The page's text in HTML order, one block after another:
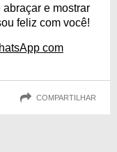
abraçar e mostrar
feliz com você!
com
COMPARTILHAR